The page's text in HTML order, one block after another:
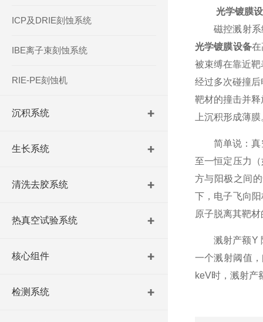
ICP及DRIE刻蚀系统
IBE离子束刻蚀系统
RIE-PE刻蚀机
沉积系统
生长系统
清洗去胶系统
热真空试验系统
核心组件
检测系统
光学镀膜
磁控溅射系统
光学镀膜设备
被束缚在靠近
经过多次碰撞
靶材的撞击并
上沉积形成薄膜
简单说：真空
至一恒定压力
方与阳极之间
下，电子飞向
原子脱离其靶
溅射产额Y 随
一个溅射阈值
keV时，溅射产